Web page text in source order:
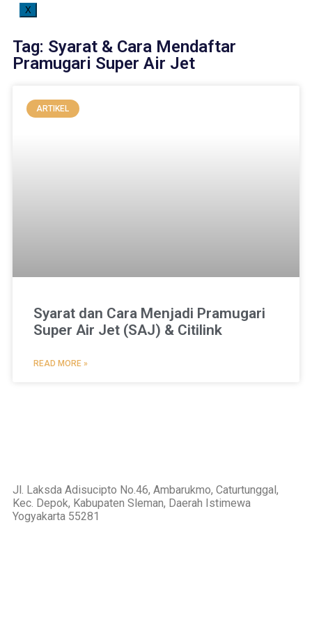
X
Tag: Syarat & Cara Mendaftar
Pramugari Super Air Jet
ARTIKEL
Syarat dan Cara Menjadi Pramugari
Super Air Jet (SAJ) & Citilink
READ MORE »
Jl. Laksda Adisucipto No.46, Ambarukmo, Caturtunggal,
Kec. Depok, Kabupaten Sleman, Daerah Istimewa
Yogyakarta 55281